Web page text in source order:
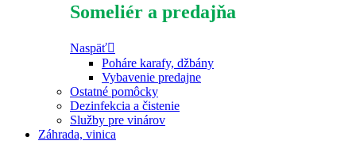
Someliér a predajňa
Naspäť
Poháre karafy, džbány
Vybavenie predajne
Ostatné pomôcky
Dezinfekcia a čistenie
Služby pre vinárov
Záhrada, vinica